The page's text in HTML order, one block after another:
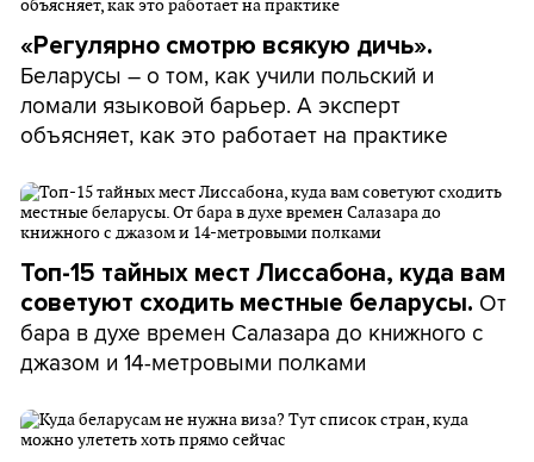
«Регулярно смотрю всякую дичь».
Беларусы – о том, как учили польский и
ломали языковой барьер. А эксперт
объясняет, как это работает на практике
Топ-15 тайных мест Лиссабона, куда вам
советуют сходить местные беларусы. От
бара в духе времен Салазара до книжного с
джазом и 14-метровыми полками